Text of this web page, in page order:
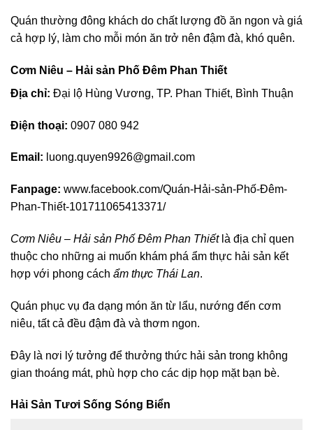
Quán thường đông khách do chất lượng đồ ăn ngon và giá
cả hợp lý, làm cho mỗi món ăn trở nên đậm đà, khó quên.
Cơm Niêu – Hải sản Phố Đêm Phan Thiết
Địa chỉ: Đại lộ Hùng Vương, TP. Phan Thiết, Bình Thuận
Điện thoại: 0907 080 942
Email: luong.quyen9926@gmail.com
Fanpage: www.facebook.com/Quán-Hải-sản-Phố-Đêm-
Phan-Thiết-101711065413371/
Cơm Niêu – Hải sản Phố Đêm Phan Thiếtlà địa chỉ quen
thuộc cho những ai muốn khám phá ẩm thực hải sản kết
hợp với phong cách ẩm thực Thái Lan.
Quán phục vụ đa dạng món ăn từ lẩu, nướng đến cơm
niêu, tất cả đều đậm đà và thơm ngon.
Đây là nơi lý tưởng để thưởng thức hải sản trong không
gian thoáng mát, phù hợp cho các dịp họp mặt bạn bè.
Hải Sản Tươi Sống Sóng Biển